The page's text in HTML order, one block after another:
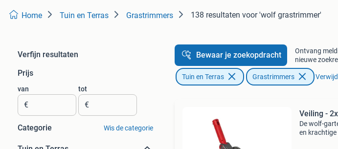
Home Tuin en Terras Grastrimmers 138 resultaten voor 'wolf grastrimmer'
Verfijn resultaten
Prijs
van
€
tot
€
Categorie Wis de categorie
Bewaar je zoekopdracht
Ontvang
nieuwe
Tuin en Terras Grastrimmers
Veiling -
De wolf-
en